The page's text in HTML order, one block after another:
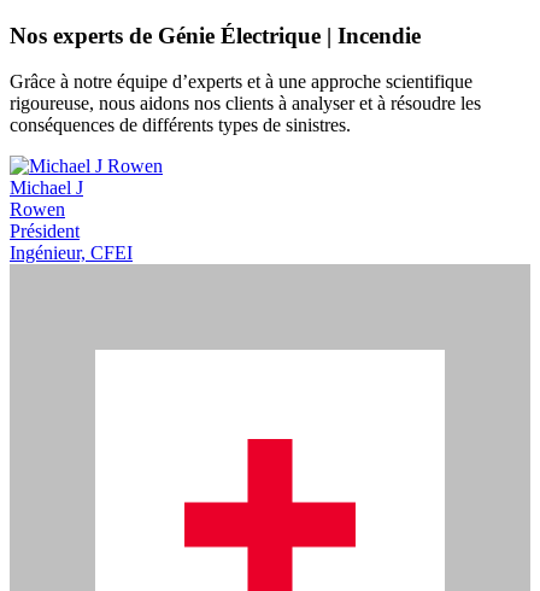
Nos experts de Génie Électrique | Incendie
Grâce à notre équipe d’experts et à une approche scientifique
rigoureuse, nous aidons nos clients à analyser et à résoudre les
conséquences de différents types de sinistres.
Michael J
Rowen
Président
Ingénieur, CFEI